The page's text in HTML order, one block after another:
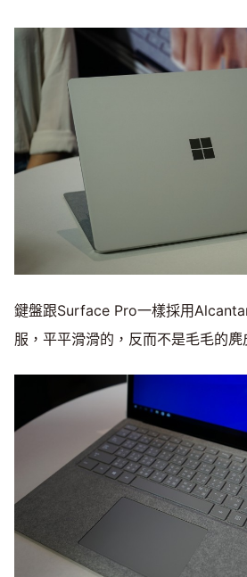
鍵盤跟Surface Pro一樣採用
服，平平滑滑的，反而不是毛毛的麂